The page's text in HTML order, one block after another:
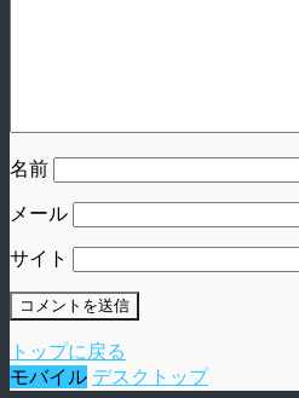
名前
メール
サイト
トップに戻る
モバイル デスクトップ